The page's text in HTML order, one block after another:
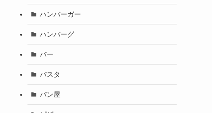
ハンバーガー
ハンバーグ
バー
パスタ
パン屋